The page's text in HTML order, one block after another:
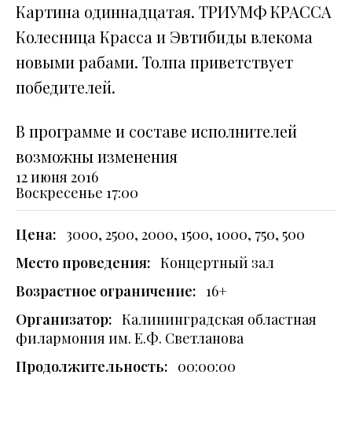
Картина одиннадцатая. ТРИУМФ КРАССА
Колесница Красса и Эвтибиды влекома
новыми рабами. Толпа приветствует
победителей.
В программе и составе исполнителей
возможны изменения
12 июня 2016
Воскресенье 17:00
Цена: 3000, 2500, 2000, 1500, 1000, 750, 500
Место проведения: Концертный зал
Возрастное ограничение: 16+
Организатор: Калининградская областная
филармония им. Е.Ф. Светланова
Продолжительность: 00:00:00